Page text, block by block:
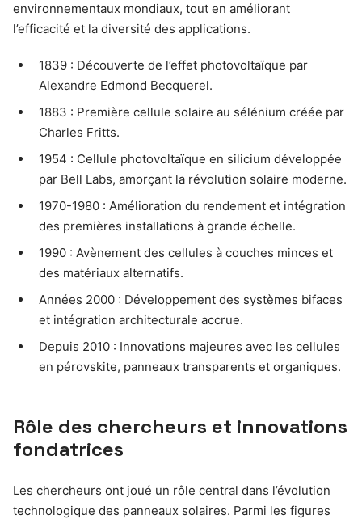
environnementaux mondiaux, tout en améliorant
l’efficacité et la diversité des applications.
1839 : Découverte de l’effet photovoltaïque par
Alexandre Edmond Becquerel.
1883 : Première cellule solaire au sélénium créée par
Charles Fritts.
1954 : Cellule photovoltaïque en silicium développée
par Bell Labs, amorçant la révolution solaire moderne.
1970-1980 : Amélioration du rendement et intégration
des premières installations à grande échelle.
1990 : Avènement des cellules à couches minces et
des matériaux alternatifs.
Années 2000 : Développement des systèmes bifaces
et intégration architecturale accrue.
Depuis 2010 : Innovations majeures avec les cellules
en pérovskite, panneaux transparents et organiques.
Rôle des chercheurs et innovations
fondatrices
Les chercheurs ont joué un rôle central dans l’évolution
technologique des panneaux solaires. Parmi les figures